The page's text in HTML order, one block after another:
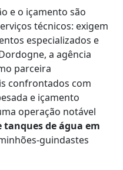
e o içamento são
técnicos: exigem
especializados e
a agência
parceira
confrontados com
e içamento
operação notável
tanques de água em
guindastes